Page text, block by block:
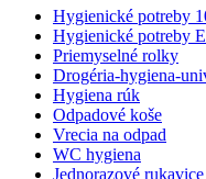
Hygienické potreby
Hygienické potreby
Priemyselné rolky
Drogéria-hygiena-
Hygiena rúk
Odpadové koše
Vrecia na odpad
WC hygiena
Jednorazové rukavice